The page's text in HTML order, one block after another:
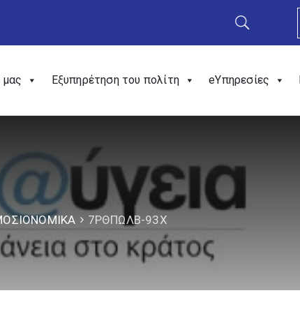
Εξυπηρέτηση του πολίτη eΥπηρεσίες
7ΡΘΠΩΛΒ-93Χ